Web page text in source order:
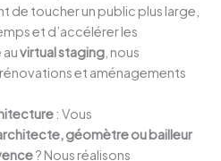
de toucher un public plus large,
et d’accélérer les
virtual staging, nous
et aménagements
: Vous
géomètre ou bailleur
? Nous réalisons